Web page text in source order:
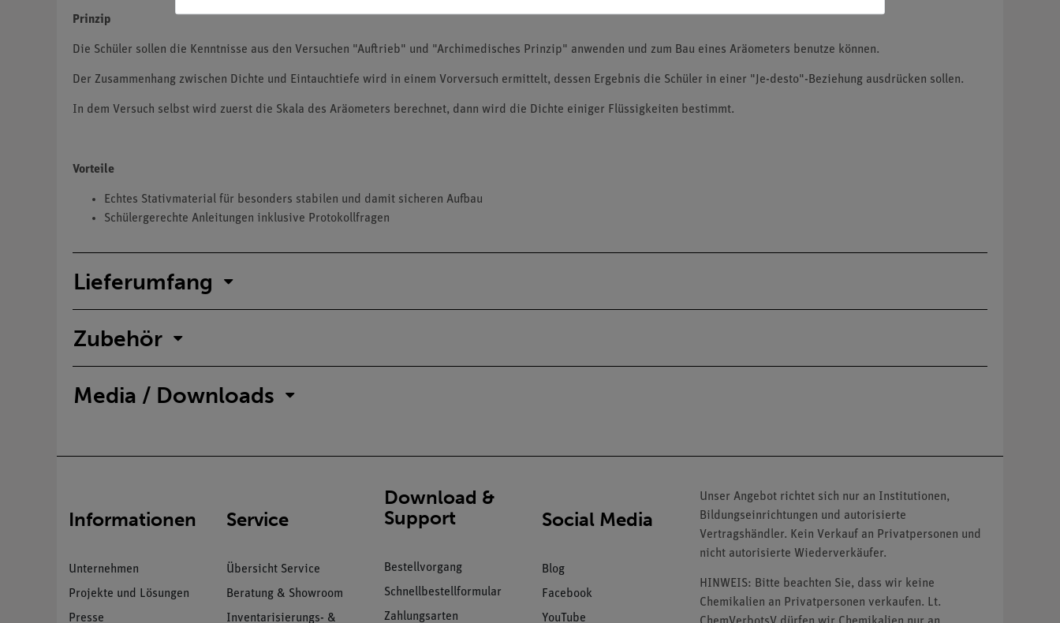
Prinzip
Die Schüler sollen die Kenntnisse aus den Versuchen "Auftrieb" und "Archimedisches Prinzip" anwenden und zum Bau eines Aräometers benutze können.
Der Zusammenhang zwischen Dichte und Eintauchtiefe wird in einem Vorversuch ermittelt, dessen Ergebnis die Schüler in einer "Je-desto"-Beziehung ausdrücken sollen.
In dem Versuch selbst wird zuerst die Skala des Aräometers berechnet, dann wird die Dichte einiger Flüssigkeiten bestimmt.
Vorteile
Echtes Stativmaterial für besonders stabilen und damit sicheren Aufbau
Schülergerechte Anleitungen inklusive Protokollfragen
Lieferumfang
Zubehör
Media / Downloads
Informationen
Unternehmen
Projekte und Lösungen
Presse
Service
Übersicht Service
Beratung & Showroom
Inventarisierungs- &
Download &
Support
Bestellvorgang
Schnellbestellformular
Zahlungsarten
Social Media
Blog
Facebook
YouTube
Unser Angebot richtet sich nur an Institutionen,
Bildungseinrichtungen und autorisierte
Vertragshändler. Kein Verkauf an Privatpersonen und
nicht autorisierte Wiederverkäufer.
HINWEIS: Bitte beachten Sie, dass wir keine
Chemikalien an Privatpersonen verkaufen. Lt.